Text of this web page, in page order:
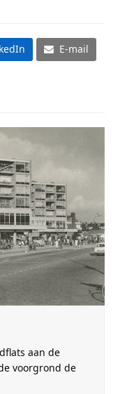
E-mail
aan de
voorgrond de